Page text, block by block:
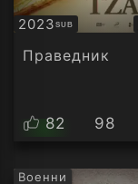
2023SUB
Субтитри
Праведник
82 98
Военни